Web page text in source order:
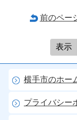
前のペー
表示
横手市のホー
プライバシー